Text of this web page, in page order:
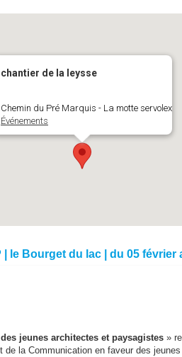
chantier de la leysse
Chemin du Pré Marquis - La motte servolex
Événements
le Bourget du lac | du 05 février
jeunes architectes et paysagistes »
de la Communication en faveur des